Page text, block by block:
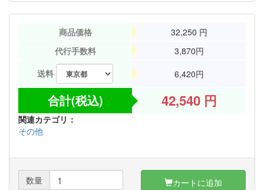
商品価格 32,250 円
代行手数料
3,870円
送料
6,420円
合計(税込) 42,540円
関連カテゴリ：
その他
数量 カートに追加